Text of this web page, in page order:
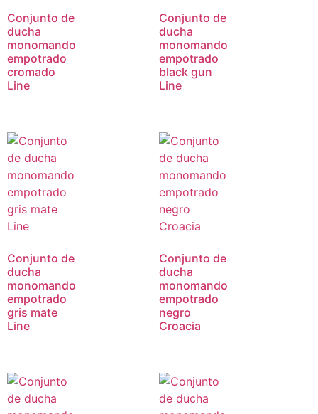
Conjunto de
ducha
monomando
empotrado
cromado
Line
Conjunto de
ducha
monomando
empotrado
black gun
Line
Conjunto de
ducha
monomando
empotrado
gris mate
Line
Conjunto de
ducha
monomando
empotrado
negro
Croacia